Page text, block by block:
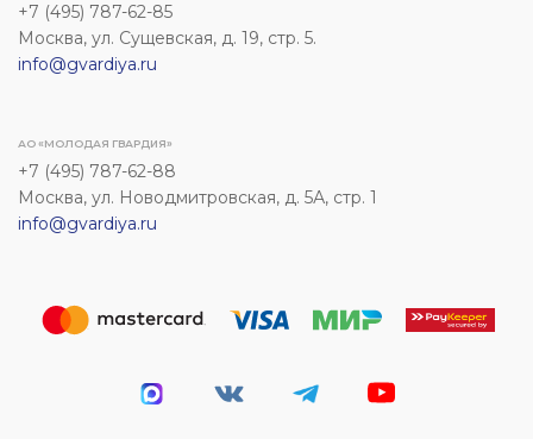
+7 (495) 787-62-85
Москва, ул. Сущевская, д. 19, стр. 5.
info@gvardiya.ru
АО «МОЛОДАЯ ГВАРДИЯ»
+7 (495) 787-62-88
Москва, ул. Новодмитровская, д. 5А, стр. 1
info@gvardiya.ru